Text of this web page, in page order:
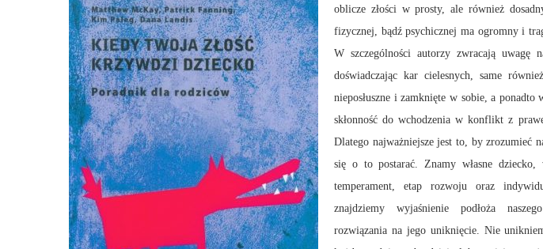
oblicze złości w prosty, ale również
fizycznej, bądź psychicznej ma ogromny i
W szczególności autorzy zwracają uwagę
doświadczając kar cielesnych, same
nieposłuszne i zamknięte w sobie, a ponadto
skłonność do wchodzenia w konflikt z
Dlatego najważniejsze jest to, by zrozumieć
się o to postarać. Znamy własne
temperament, etap rozwoju oraz
znajdziemy wyjaśnienie podłoża
rozwiązania na jego uniknięcie. Nie